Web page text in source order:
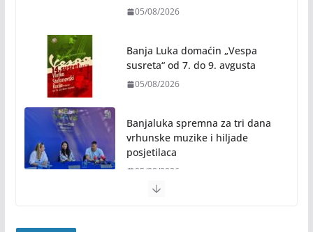
05/08/2026
Banja Luka domaćin „Vespa
susreta“ od 7. do 9. avgusta
05/08/2026
Banjaluka spremna za tri dana
vrhunske muzike i hiljade
posjetilaca
05/08/2026
akcija darivanja krvi odjeknula širom BiH